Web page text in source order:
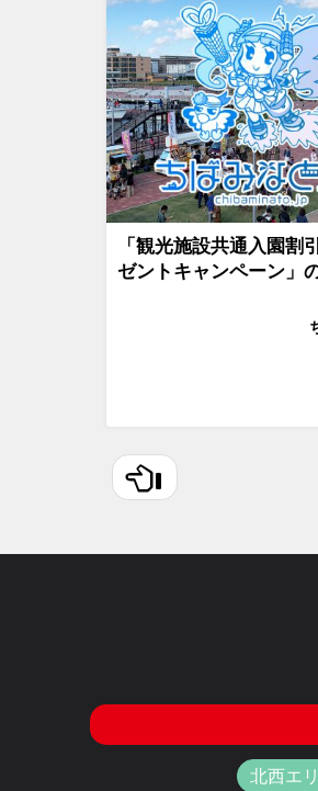
「観光施設共通入園
ゼントキャンペーン」
北西エ